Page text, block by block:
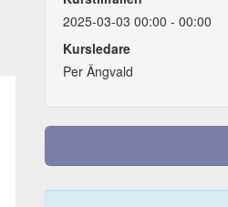
2025-03-03 00:00 - 00:00
Kursledare
Per Ängvald